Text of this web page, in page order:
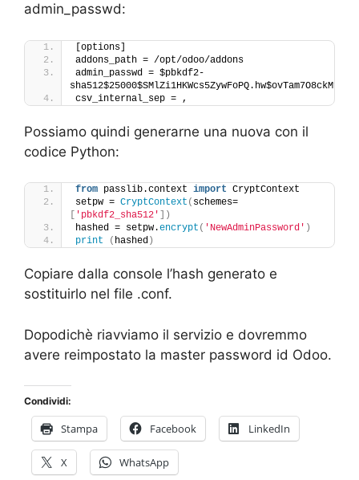
admin_passwd:
[options]
addons_path = /opt/odoo/addons
admin_passwd = $pbkdf2-
csv_internal_sep = ,
Possiamo quindi generarne una nuova con il
codice Python:
from passlib.context import CryptContext
setpw = CryptContext ( schemes=
'pbkdf2_sha512'
])
hashed = setpw.encrypt ( 'NewAdminPassword' )
print
( hashed )
Copiare dalla console l’hash generato e
sostituirlo nel file .conf.
Dopodichè riavviamo il servizio e dovremmo
avere reimpostato la master password id Odoo.
Condividi:
Stampa Facebook LinkedIn
X WhatsApp